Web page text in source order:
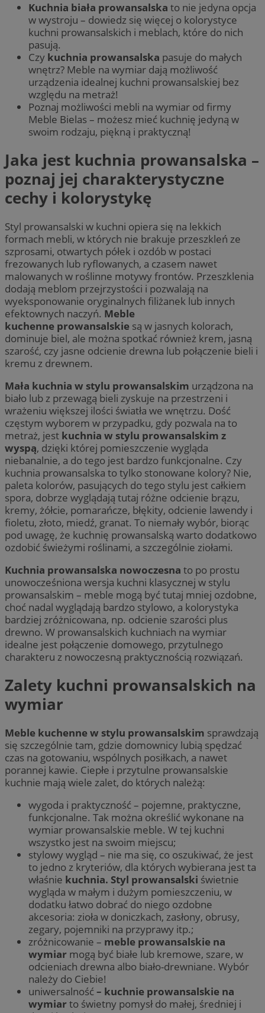
Kuchnia biała prowansalska to nie jedyna opcja
w wystroju – dowiedz się więcej o kolorystyce
kuchni prowansalskich i meblach, które do nich
pasują.
Czy kuchnia prowansalska pasuje do małych
wnętrz? Meble na wymiar dają możliwość
urządzenia idealnej kuchni prowansalskiej bez
względu na metraż!
Poznaj możliwości mebli na wymiar od firmy
Meble Bielas – możesz mieć kuchnię jedyną w
swoim rodzaju, piękną i praktyczną!
Jaka jest kuchnia prowansalska –
poznaj jej charakterystyczne
cechy i kolorystykę
Styl prowansalski w kuchni opiera się na lekkich
formach mebli, w których nie brakuje przeszkleń ze
szprosami, otwartych półek i ozdób w postaci
frezowanych lub ryflowanych, a czasem nawet
malowanych w roślinne motywy frontów. Przeszklenia
dodają meblom przejrzystości i pozwalają na
wyeksponowanie oryginalnych filiżanek lub innych
efektownych naczyń. Meble
kuchenne prowansalskie są w jasnych kolorach,
dominuje biel, ale można spotkać również krem, jasną
szarość, czy jasne odcienie drewna lub połączenie bieli i
kremu z drewnem.
Mała kuchnia w stylu prowansalskim urządzona na
biało lub z przewagą bieli zyskuje na przestrzeni i
wrażeniu większej ilości światła we wnętrzu. Dość
częstym wyborem w przypadku, gdy pozwala na to
metraż, jest kuchnia w stylu prowansalskim z
wyspą, dzięki której pomieszczenie wygląda
niebanalnie, a do tego jest bardzo funkcjonalne. Czy
kuchnia prowansalska to tylko stonowane kolory? Nie,
paleta kolorów, pasujących do tego stylu jest całkiem
spora, dobrze wyglądają tutaj różne odcienie brązu,
kremy, żółcie, pomarańcze, błękity, odcienie lawendy i
fioletu, złoto, miedź, granat. To niemały wybór, biorąc
pod uwagę, że kuchnię prowansalską warto dodatkowo
ozdobić świeżymi roślinami, a szczególnie ziołami.
Kuchnia prowansalska nowoczesna to po prostu
unowocześniona wersja kuchni klasycznej w stylu
prowansalskim – meble mogą być tutaj mniej ozdobne,
choć nadal wyglądają bardzo stylowo, a kolorystyka
bardziej zróżnicowana, np. odcienie szarości plus
drewno. W prowansalskich kuchniach na wymiar
idealne jest połączenie domowego, przytulnego
charakteru z nowoczesną praktycznością rozwiązań.
Zalety kuchni prowansalskich na
wymiar
Meble kuchenne w stylu prowansalskim sprawdzają
się szczególnie tam, gdzie domownicy lubią spędzać
czas na gotowaniu, wspólnych posiłkach, a nawet
porannej kawie. Ciepłe i przytulne prowansalskie
kuchnie mają wiele zalet, do których należą:
wygoda i praktyczność – pojemne, praktyczne,
funkcjonalne. Tak można określić wykonane na
wymiar prowansalskie meble. W tej kuchni
wszystko jest na swoim miejscu;
stylowy wygląd – nie ma się, co oszukiwać, że jest
to jedno z kryteriów, dla których wybierana jest ta
właśnie kuchnia. Styl prowansalski świetnie
wygląda w małym i dużym pomieszczeniu, w
dodatku łatwo dobrać do niego ozdobne
akcesoria: zioła w doniczkach, zasłony, obrusy,
zegary, pojemniki na przyprawy itp.;
zróżnicowanie – meble prowansalskie na
wymiar mogą być białe lub kremowe, szare, w
odcieniach drewna albo biało-drewniane. Wybór
należy do Ciebie!
uniwersalność– kuchnie prowansalskie na
wymiarto świetny pomysł do małej, średniej i